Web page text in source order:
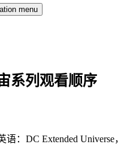
menu
系列观看顺序
语：DC Extended